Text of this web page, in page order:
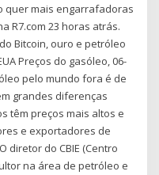
quer mais engarrafadoras
R7.com 23 horas atrás.
Bitcoin, ouro e petróleo
Preços do gasóleo, 06-
pelo mundo fora é de
grandes diferenças
têm preços mais altos e
e exportadores de
diretor do CBIE (Centro
na área de petróleo e